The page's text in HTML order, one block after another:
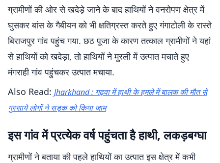
ग्रामीणों की ओर से खदेड़े जाने के बाद हाथियों ने वनरोपण क्षेत्र में
घुसकर बांस के गैबीयन को भी क्षतिग्रस्त करते हुए गंगाटोली के रास्ते
बिराजपुर गांव पहुंच गया. छठ पूजा के कारण तत्काल ग्रामीणों ने यहां
से हाथियों को खदेड़ा, तो हाथियों ने मुरली में उत्पात मचाते हुए
मंगराही गांव पहुंचकर उत्पात मचाया.
Also Read: Jharkhand : गढ़वा में हाथी के हमले में बालक की मौत से
गुस्साये लोगों ने सड़क को किया जाम
इस गांव में प्रत्येक वर्ष पहुंचता है हाथी, लकड़बग्घा
ग्रामीणों ने बताया की पहले हाथियों का उत्पात इस क्षेत्र में कभी